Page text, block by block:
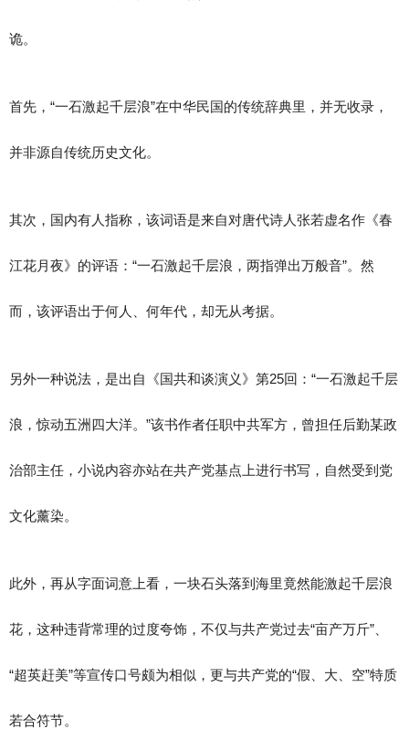
诡。
首先，“一石激起千层浪”在中华民国的传统辞典里，并无收录，
并非源自传统历史文化。
其次，国内有人指称，该词语是来自对唐代诗人张若虚名作《春
江花月夜》的评语：“一石激起千层浪，两指弹出万般音”。然
而，该评语出于何人、何年代，却无从考据。
另外一种说法，是出自《国共和谈演义》第25回：“一石激起千层
浪，惊动五洲四大洋。”该书作者任职中共军方，曾担任后勤某政
治部主任，小说内容亦站在共产党基点上进行书写，自然受到党
文化薰染。
此外，再从字面词意上看，一块石头落到海里竟然能激起千层浪
花，这种违背常理的过度夸饰，不仅与共产党过去“亩产万斤”、
“超英赶美”等宣传口号颇为相似，更与共产党的“假、大、空”特质
若合符节。